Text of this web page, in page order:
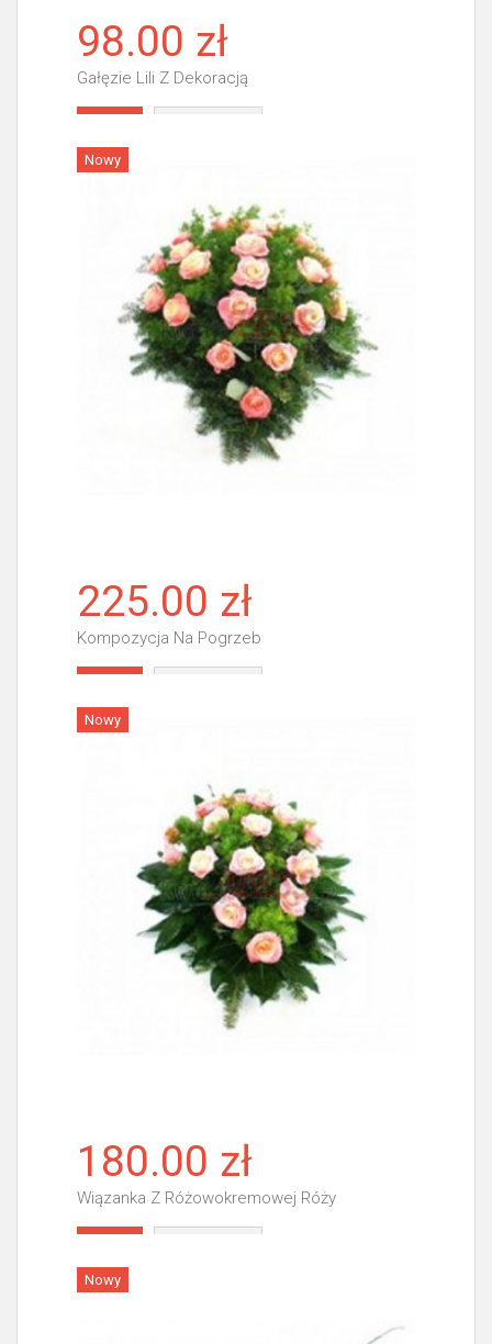
98.00 zł
Gałęzie Lili Z Dekoracją
Nowy
225.00 zł
Kompozycja Na Pogrzeb
Nowy
180.00 zł
Wiązanka Z Różowokremowej Róży
Nowy